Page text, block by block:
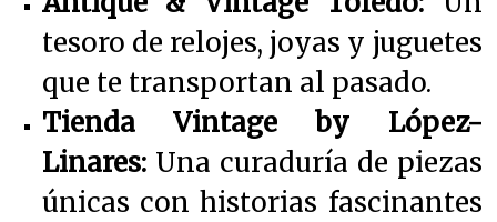
tesoro de relojes, joyas y juguetes
que te transportan al pasado.
Tienda Vintage by López-
Linares:Una curaduría de piezas
únicas con historias fascinantes